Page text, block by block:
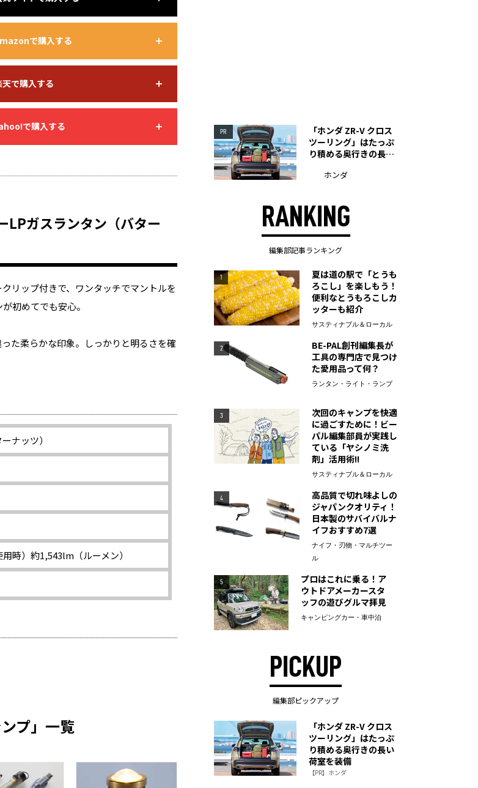
で購入する
天で購入する
で購入する
ガスランタン（バター
リップ付きで、ワンタッチでマントルを
初めてでも安心。
た柔らかな印象。しっかりと明るさを確
ナッツ）
時）約1,543lm（ルーメン）
プ」一覧
PR
「ホンダ ZR-V クロス
ツーリング」はたっぷ
り積める奥行きの長い
ホンダ
RANKING
編集部記事ランキング
1
夏は道の駅で「とうも
ろこし」を楽しもう！
便利なとうもろこしカ
ッターも紹介
サスティナブル＆ローカル
2
BE-PAL創刊編集長が
工具の専門店で見つけ
た愛用品って何？
ランタン・ライト・ランプ
3
次回のキャンプを快適
に過ごすために！ビー
パル編集部員が実践し
ている「ヤシノミ洗
剤」活用術!!
サスティナブル＆ローカル
4
高品質で切れ味よしの
ジャパンクオリティ！
日本製のサバイバルナ
イフおすすめ7選
ナイフ・刃物・マルチツー
ル
5
プロはこれに乗る！ア
ウトドアメーカースタ
ッフの遊びグルマ拝見
キャンピングカー・車中泊
PICKUP
編集部ピックアップ
「ホンダ ZR-V クロス
ツーリング」はたっぷ
り積める奥行きの長い
荷室を装備
【PR】ホンダ